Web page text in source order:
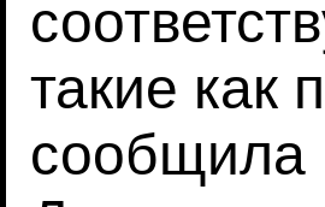
такие как
сообщила